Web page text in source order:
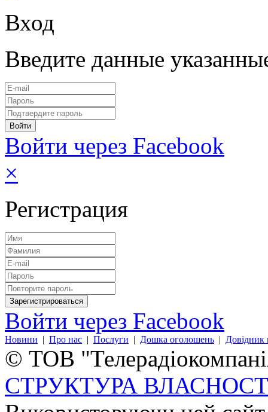
Вход
Введите данные
Войти через Facebook
×
Регистрация
Войти через Facebook
Новини | Про нас | Послуги | Дошка оголошень | Довідник
© ТОВ
СТРУКТУРА